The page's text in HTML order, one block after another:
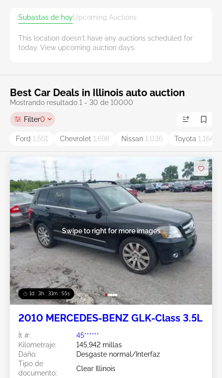
Subastas de hoyUpcoming Auctions
This location doesn't have any auctions scheduled for
today. View upcoming auction days.
Best Car Deals in Illinois auto auction
Mostrando resultado 1 - 30 de 10000
Filter0
Ford 1,561 Chevrolet 1,698 Nissan 1,036 Toyota 1,164
1d : 3h : 31m : 52s
Swipe to right for more images
2010 MERCEDES-BENZ GLK-Class 3.5L
Ít #:
45******
Kilometraje:
145,942 millas
Daño:
Desgaste normal/Interfaz
Tipo de
documento:
Clear Illinois